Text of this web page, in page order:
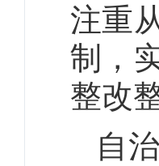
注重
制，
整改
自